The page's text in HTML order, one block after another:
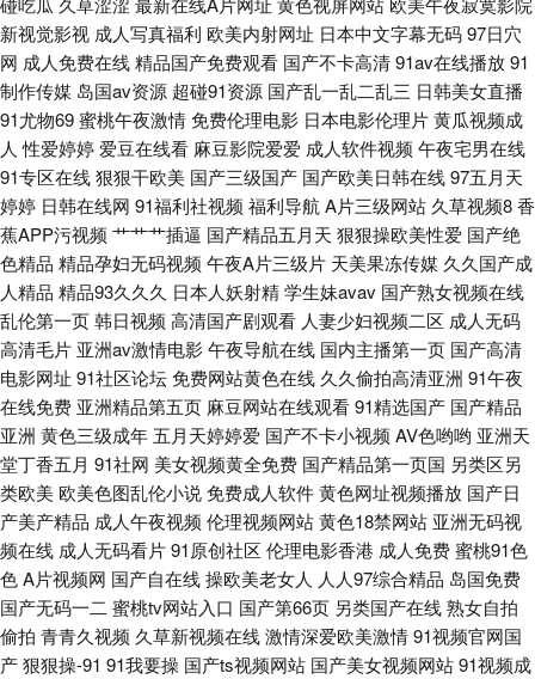
五区 国内操B视频 91精品传媒在线 国产精品91福利视频 欧美变态二区 91视
频首页入口在线观看 黄色小视频网站 午夜伦理影院 国内精品久久 五月丁香
影视 91熟女视频福利 久草福利欧美 无码高清精品成人 91人妻视频 国产精品
鲁鲁鲁视频 日韩另类av 传媒二区传媒 操逼六区 欧美性爱人人操 91色资源站
91网战 久久精品九欧美 毛片毛片 91视频在线观看91 后入丰满 一区欧美操
逼 久操免费观看 91日本韩国 久久福利吧 亚洲成人小说网站 超碰干逼 欧美
太性交 91看片操 日韩三级在线资源 91免费观看网址 国产在线ts 91黄色连接
海角社区熟女 影音先锋91资源 WWW大香蕉 日韩另类av 91国内产香蕉 国产
专区系列 91露脸熟女四川熟女 人人人撸 91九色系列 97资源亚洲综合 91视
频网址入口 日韩理论 先锋av资源网在线 久久999 91精品妇丝袜 国产日韩成
人在线 国产玖玖精品 三级黄色官网 五月天深爱成人网 91肏在线免费观看 91
新视觉影视 成人写真福利 欧美内射网址 日本中文字幕无码97日穴
网 成人免费在线精品国产免费观看 国产不卡高清91av在线播放91
制作传媒 岛国av资源 超碰91资源 国产乱一乱二乱三 日韩美女直播
91尤物69蜜桃午夜激情免费伦理电影 日本电影伦理片黄瓜视频成
人 性爱婷婷 爱豆在线看 麻豆影院爱爱 成人软件视频 午夜宅男在线
91专区在线狠狠干欧美 国产三级国产 国产欧美日韩在线97五月天
婷婷 日韩在线网 91福利社视频 福利导航 A片三级网站 久草视频8香
蕉APP污视频 艹艹艹插逼 国产精品五月天 狠狠操欧美性爱 国产绝
色精品 精品孕妇无码视频 午夜A片三级片 天美果冻传媒 久久国产成
人精品 精品93久久久 日本人妖射精学生妹avav 国产熟女视频在线
乱伦第一页韩日视频 高清国产剧观看 人妻少妇视频二区 成人无码
高清毛片 亚洲av激情电影午夜导航在线 国内主播第一页 国产高清
电影网址 91社区论坛免费网站黄色在线 久久偷拍高清亚洲 91午夜
在线免费 亚洲精品第五页 麻豆网站在线观看91精选国产 国产精品
亚洲 黄色三级成年 五月天婷婷爱 国产不卡小视频 AV色哟哟 亚洲天
堂丁香五月 91社网 美女视频黄全免费 国产精品第一页国 另类区另
类欧美 欧美色图乱伦小说免费成人软件黄色网址视频播放 国产日
产美产精品 成人午夜视频 伦理视频网站黄色18禁网站 亚洲无码视
频在线 成人无码看片91原创社区 伦理电影香港 成人免费蜜桃91色
色A片视频网 国产自在线操欧美老女人 人人97综合精品 岛国免费
国产无码一二 蜜桃tv网站入口 国产第66页 另类国产在线熟女自拍
偷拍 青青久视频 久草新视频在线激情深爱欧美激情91视频官网国
产狠狠操-91 91我要操 国产ts视频网站 国产美女视频网站91视频成